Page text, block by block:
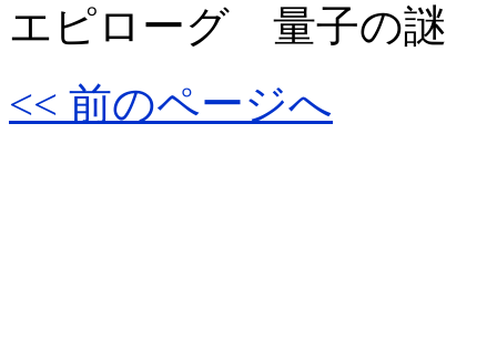
エピローグ 量子の謎
<< 前のページへ